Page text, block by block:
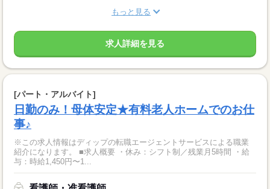
もっと見る
求人詳細を見る
[パート・アルバイト]
日勤のみ！母体安定★有料老人ホームでのお仕
事♪
※この求人情報はディップの転職エージェントサービスによる職業
紹介になります。 ■求人概要 ・休み：シフト制／残業月5時間 ・給
与：時給1,450円〜1...